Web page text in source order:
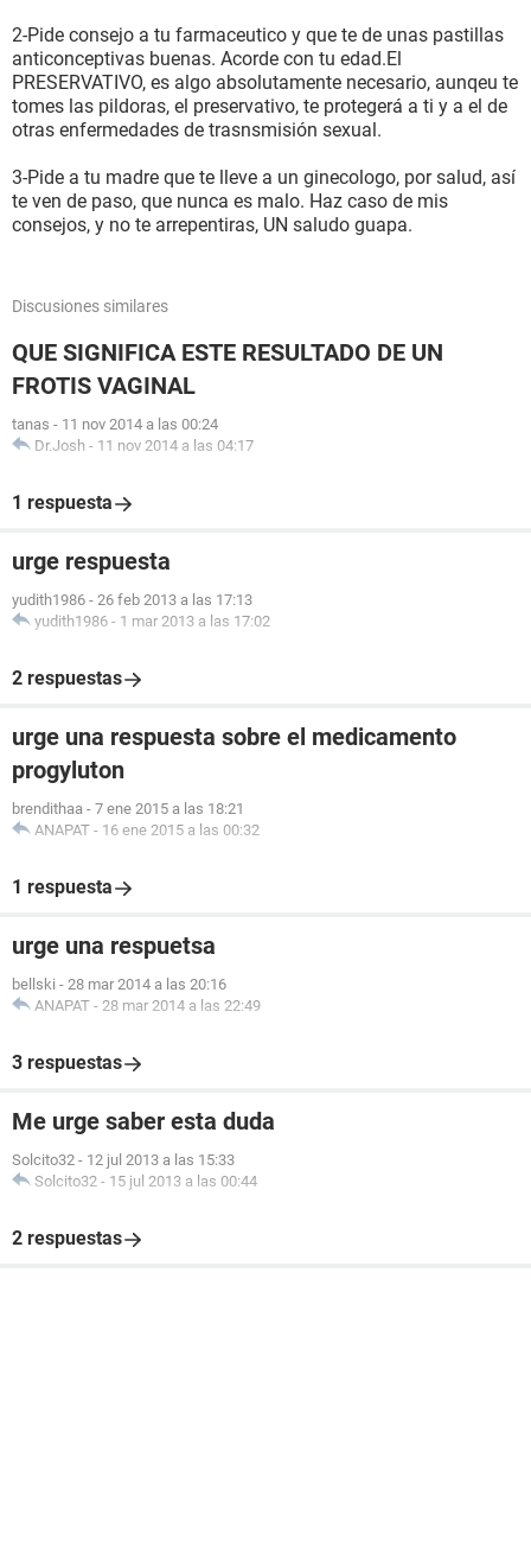
2-Pide consejo a tu farmaceutico y que te de unas pastillas
anticonceptivas buenas. Acorde con tu edad.El
PRESERVATIVO, es algo absolutamente necesario, aunqeu te
tomes las pildoras, el preservativo, te protegerá a ti y a el de
otras enfermedades de trasnsmisión sexual.
3-Pide a tu madre que te lleve a un ginecologo, por salud, así
te ven de paso, que nunca es malo. Haz caso de mis
consejos, y no te arrepentiras, UN saludo guapa.
Discusiones similares
QUE SIGNIFICA ESTE RESULTADO DE UN
FROTIS VAGINAL
tanas - 11 nov 2014 a las 00:24
Dr.Josh - 11 nov 2014 a las 04:17
1 respuesta
urge respuesta
yudith1986 - 26 feb 2013 a las 17:13
yudith1986 - 1 mar 2013 a las 17:02
2 respuestas
urge una respuesta sobre el medicamento
progyluton
brendithaa - 7 ene 2015 a las 18:21
ANAPAT - 16 ene 2015 a las 00:32
1 respuesta
urge una respuetsa
bellski - 28 mar 2014 a las 20:16
ANAPAT - 28 mar 2014 a las 22:49
3 respuestas
Me urge saber esta duda
Solcito32 - 12 jul 2013 a las 15:33
Solcito32 - 15 jul 2013 a las 00:44
2 respuestas